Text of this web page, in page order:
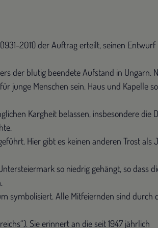
2011) der Auftrag erteilt, seinen
der blutig beendete Aufstand in Ungarn.
junge Menschen sein. Haus und Kapelle
Kargheit belassen, insbesondere die
Hier gibt es keinen anderen Trost als
so niedrig gehängt, so dass
symbolisiert. Alle Mitfeiernden sind durch
Sie erinnert an die seit 1947 jährlich